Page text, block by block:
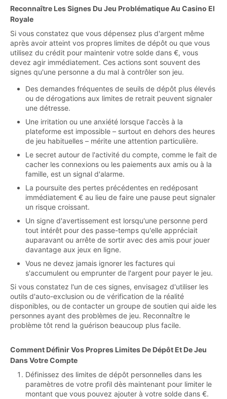
Reconnaître Les Signes Du Jeu Problématique Au Casino El
Royale
Si vous constatez que vous dépensez plus d'argent même
après avoir atteint vos propres limites de dépôt ou que vous
utilisez du crédit pour maintenir votre solde dans €, vous
devez agir immédiatement. Ces actions sont souvent des
signes qu'une personne a du mal à contrôler son jeu.
Des demandes fréquentes de seuils de dépôt plus élevés
ou de dérogations aux limites de retrait peuvent signaler
une détresse.
Une irritation ou une anxiété lorsque l'accès à la
plateforme est impossible – surtout en dehors des heures
de jeu habituelles – mérite une attention particulière.
Le secret autour de l'activité du compte, comme le fait de
cacher les connexions ou les paiements aux amis ou à la
famille, est un signal d'alarme.
La poursuite des pertes précédentes en redéposant
immédiatement € au lieu de faire une pause peut signaler
un risque croissant.
Un signe d'avertissement est lorsqu'une personne perd
tout intérêt pour des passe-temps qu'elle appréciait
auparavant ou arrête de sortir avec des amis pour jouer
davantage aux jeux en ligne.
Vous ne devez jamais ignorer les factures qui
s'accumulent ou emprunter de l'argent pour payer le jeu.
Si vous constatez l'un de ces signes, envisagez d'utiliser les
outils d'auto-exclusion ou de vérification de la réalité
disponibles, ou de contacter un groupe de soutien qui aide les
personnes ayant des problèmes de jeu. Reconnaître le
problème tôt rend la guérison beaucoup plus facile.
Comment Définir Vos Propres Limites De Dépôt Et De Jeu
Dans Votre Compte
Définissez des limites de dépôt personnelles dans les
paramètres de votre profil dès maintenant pour limiter le
montant que vous pouvez ajouter à votre solde dans €.